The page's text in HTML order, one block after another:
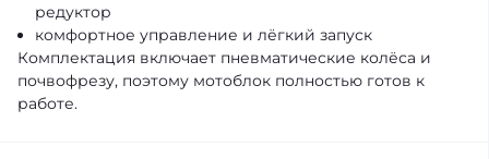
редуктор
комфортное управление и лёгкий запуск
Комплектация включает пневматические колёса и
почвофрезу, поэтому мотоблок полностью готов к
работе.